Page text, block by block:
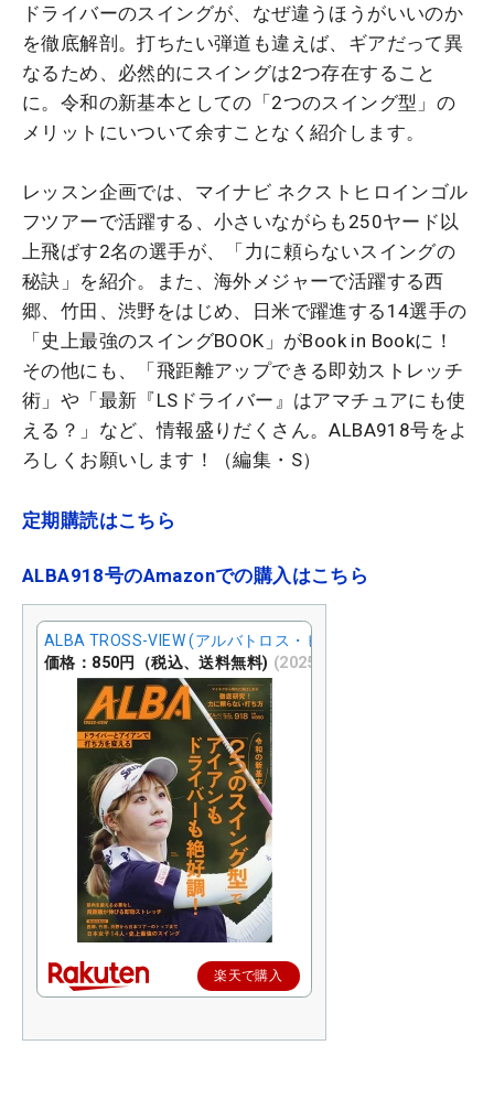
ドライバーのスイングが、なぜ違うほうがいいのか
を徹底解剖。打ちたい弾道も違えば、ギアだって異
なるため、必然的にスイングは2つ存在すること
に。令和の新基本としての「2つのスイング型」の
メリットにいついて余すことなく紹介します。
レッスン企画では、マイナビ ネクストヒロインゴル
フツアーで活躍する、小さいながらも250ヤード以
上飛ばす2名の選手が、「力に頼らないスイングの
秘訣」を紹介。また、海外メジャーで活躍する西
郷、竹田、渋野をはじめ、日米で躍進する14選手の
「史上最強のスイングBOOK」がBook in Bookに！
その他にも、「飛距離アップできる即効ストレッチ
術」や「最新『LSドライバー』はアマチュアにも使
える？」など、情報盛りだくさん。ALBA918号をよ
ろしくお願いします！（編集・S）
定期購読はこちら
ALBA918号のAmazonでの購入はこちら
ALBA TROSS-VIEW (アルバトロス・ビュー) 2025年 7/10号 [
価格：850円（税込、送料無料) (2025/6/25時点)
楽天で購入